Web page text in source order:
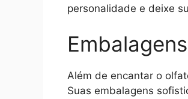
personalidade e deixe
Além de encantar o
Suas embalagens